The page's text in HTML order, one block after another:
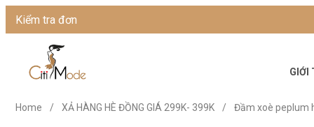
Kiểm tra đơn
GIỚI
Home / XẢ HÀNG HÈ ĐỒNG GIÁ 299K- 399K / Đầm xoè peplum